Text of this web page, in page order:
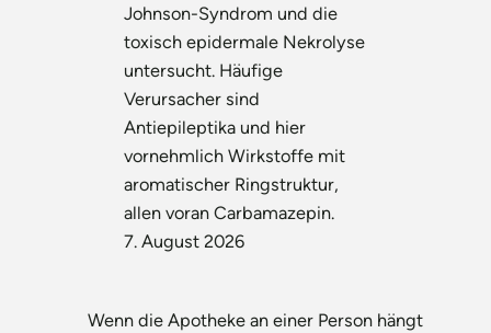
Johnson-Syndrom und die
toxisch epidermale Nekrolyse
untersucht. Häufige
Verursacher sind
Antiepileptika und hier
vornehmlich Wirkstoffe mit
aromatischer Ringstruktur,
allen voran Carbamazepin.
7. August 2026
Wenn die Apotheke an einer Person hängt